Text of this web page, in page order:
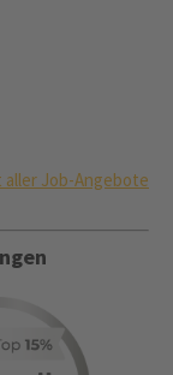
aller Job-Angebote